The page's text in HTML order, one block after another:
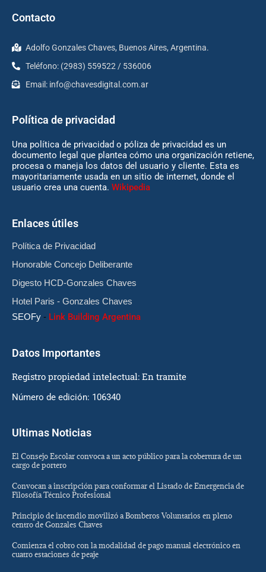
Contacto
Adolfo Gonzales Chaves, Buenos Aires, Argentina.
Teléfono: (2983) 559522 / 536006
Email: info@chavesdigital.com.ar
Política de privacidad
Una política de privacidad o póliza de privacidad es un
documento legal que plantea cómo una organización retiene,
procesa o maneja los datos del usuario y cliente. Esta es
mayoritariamente usada en un sitio de internet, donde el
usuario crea una cuenta. Wikipedia
Enlaces útiles
Política de Privacidad
Honorable Concejo Deliberante
Digesto HCD-Gonzales Chaves
Hotel Paris - Gonzales Chaves
SEOFy - Link Building Argentina
Datos Importantes
Registro propiedad intelectual: En tramite
Número de edición: 106340
Ultimas Noticias
El Consejo Escolar convoca a un acto público para la cobertura de un
cargo de portero
Convocan a inscripción para conformar el Listado de Emergencia de
Filosofía Técnico Profesional
Principio de incendio movilizó a Bomberos Voluntarios en pleno
centro de Gonzales Chaves
Comienza el cobro con la modalidad de pago manual electrónico en
cuatro estaciones de peaje